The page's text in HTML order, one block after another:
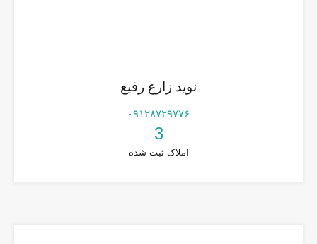
نوید زارع رفیع
۰۹۱۲۸۷۲۹۷۷۶
3
املاک ثبت شده